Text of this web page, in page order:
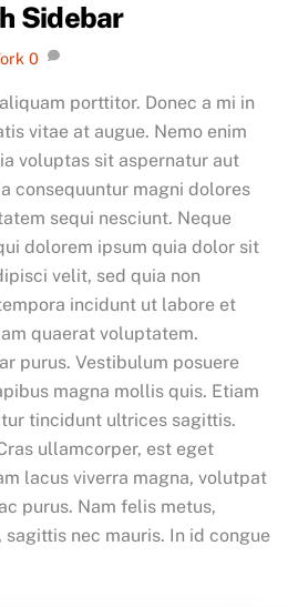
Sidebar
0
porttitor. Donec a mi in
vitae at augue. Nemo enim
voluptas sit aspernatur aut
consequuntur magni dolores
sequi nesciunt. Neque
dolorem ipsum quia dolor sit
velit, sed quia non
incidunt ut labore et
quaerat voluptatem.
purus. Vestibulum posuere
magna mollis quis. Etiam
tincidunt ultrices sagittis.
ullamcorper, est eget
lacus viverra magna, volutpat
purus. Nam felis metus,
nec mauris. In id congue